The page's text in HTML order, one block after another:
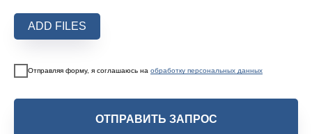
ADD FILES
Отправляя форму, я соглашаюсь на обработку персональных данных
ОТПРАВИТЬ ЗАПРОС